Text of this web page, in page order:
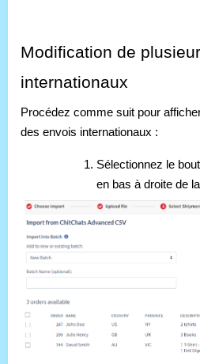
Modification de
internationaux
Procédez comme suit pour
des envois internationaux :
Sélectionnez le
en bas à droite de